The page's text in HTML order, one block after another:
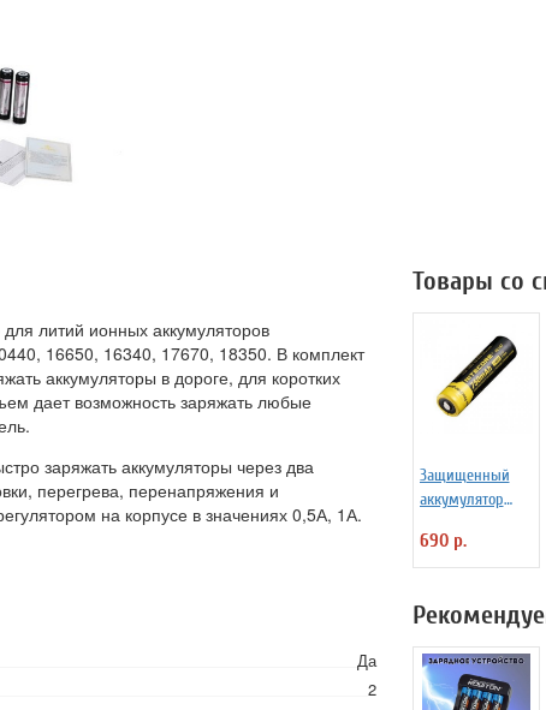
литий ионных аккумуляторов
16650, 16340, 17670, 18350. В комплект
аккумуляторы в дороге, для коротких
дает возможность заряжать любые
заряжать аккумуляторы через два
перегрева, перенапряжения и
на корпусе в значениях 0,5А, 1А.
Да
2
Товары со
Защищенный
аккумулятор
750mAh
690 р.